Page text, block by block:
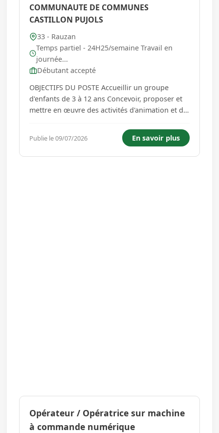
COMMUNAUTE DE COMMUNES
CASTILLON PUJOLS
33 - Rauzan
Temps partiel - 24H25/semaine Travail en
journée...
Débutant accepté
OBJECTIFS DU POSTE Accueillir un groupe
d'enfants de 3 à 12 ans Concevoir, proposer et
mettre en œuvre des activités d'animation et de
Garantir la sécurité morale, physique et
affective des enfant...
Publie le 09/07/2026 En savoir plus
Opérateur / Opératrice sur machine
à commande numérique